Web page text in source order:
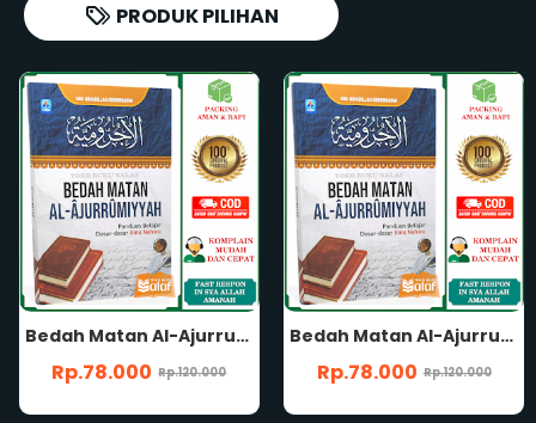
PRODUK PILIHAN
Bedah Matan Al-Ajurrumiyah Panduan Belajar Dasar-dasar Ilmu Nahwu Kitab Jurumiyah Karya Abu Ubaidillah Abdurrahim Penerbit Pustaka Arafah
Rp.78.000 Rp.120.000
Bedah Matan Al-Ajurrumiyah Panduan Belajar Dasar-dasar Ilmu Nahwu Kitab Jurumiyah Karya Abu Ubaidillah Abdurrahim Penerbit Pustaka Arafah
Rp.78.000 Rp.120.000